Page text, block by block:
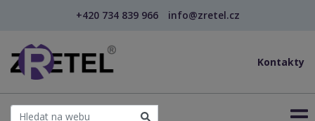
+420 734 839 966 info@zretel.cz
Kontakty